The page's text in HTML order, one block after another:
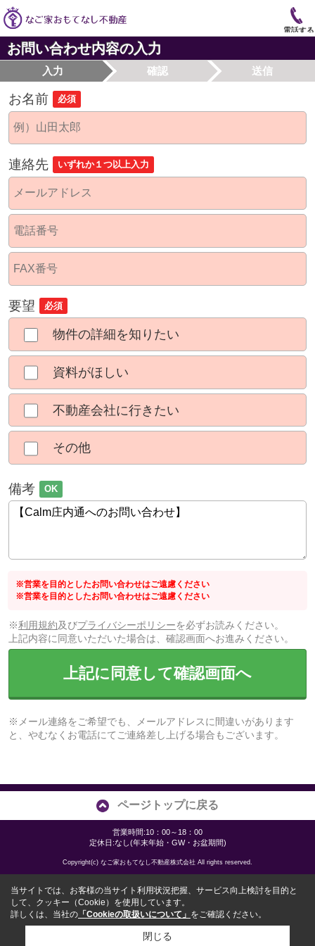
電話する
お問い合わせ内容の入力
入力 確認 送信
お名前 必須
連絡先 いずれか１つ以上入力
要望 必須
物件の詳細を知りたい
資料がほしい
不動産会社に行きたい
その他
備考 OK
※営業を目的としたお問い合わせはご遠慮ください
※営業を目的としたお問い合わせはご遠慮ください
※利用規約及びプライバシーポリシーを必ずお読みください。
上記内容に同意いただいた場合は、確認画面へお進みください。
上記に同意して確認画面へ
※メール連絡をご希望でも、メールアドレスに間違いがあります
と、やむなくお電話にてご連絡差し上げる場合もございます。
ページトップに戻る
営業時間:10：00～18：00
定休日:なし(年末年始・GW・お盆期間)
Copyright(c) なご家おもてなし不動産株式会社 All rights reserved.
当サイトでは、お客様の当サイト利用状況把握、サービス向上検討を目的と
して、クッキー（Cookie）を使用しています。
詳しくは、当社の 「Cookieの取扱いについて」 をご確認ください。
閉じる